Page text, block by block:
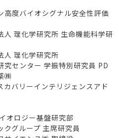
オシグナル安全性評価
化学研究所 生命機能科学研
理化学研究所
ー 学振特別研究員 PD
㈱
インテリジェンスアド
ロジー基盤研究部
ープ 主席研究員